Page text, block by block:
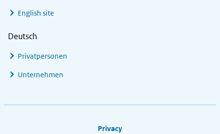
English site
Deutsch
Privatpersonen
Unternehmen
Privacy